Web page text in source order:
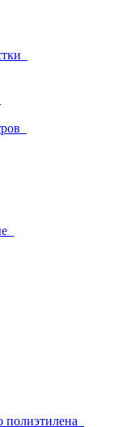
полиэтилена